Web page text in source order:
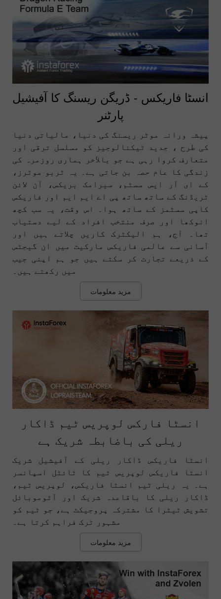
انسٹا فاریکس - ڈریگن ریسنگ کا آفیشیل
پارٹنر
پیشہ ورانہ موٹر ریسنگ کی دنیا، مالیاتی دنیا
کی طرح ، جدید ٹیکنالوجیز کو مسلسل ترقی اور
متعارف کروا رہی ہے جو بالآخر ہماری روزمرہ کی
زندگی کا عام حصہ بن جاتی ہے۔ یہ ٹربو موٹرز،
کے ای آر ایس سسٹم، سیرامک بریکس، آن لائن
ٹریڈنگ کے ساتھ ساتھ پی اے ایم ایم اور فاریکس
کاپی سسٹمز کے ساتھ ہوا۔ اس وقت، یہ سب کچھ
انوکھا اور صرف منتخب افراد کے لیے دستیاب
تھا۔ آج، ہم الیکٹرک کاریں چلاتے ہیں اور
آسانی سے عالمی فاریکس مارکیٹ میں ان گیجٹس
کے ذریعے تجارت کر سکتے ہیں جو ہم اپنی جیب
میں رکھتے ہیں۔
مزید معلومات
انسٹا فارکس لوپریس ٹیم ڈاکار
ریلی کی باضابطہ شریک ہے
انسٹا فاریکس ڈاکار ریلی کے آفیشیل شریک
انسٹا فاریکس لوپریس ٹیم کا ٹائٹل اسپانسر
ہے۔ یہ ریلی ٹیم انسٹا فاریکس، لوپریس ٹیم،
ڈاکار ریلی کا باقاعدہ شریک اور آٹوموبائل
تشویش ٹیٹرا کا مشترکہ پروجیکٹ ہے، جو ٹیم کو
مشہور ٹرک فراہم کرتا ہے۔
مزید معلومات